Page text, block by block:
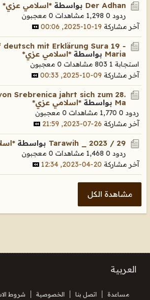
Der Adhan بواسطة *اسلامي عزي*
ردود 0 1,298 مشاهدات
0 معجبون
آخر مشاركة 19-10-2025, 00:06
deutsch mit Erklärung Sura 19 -
Maria بواسطة *اسلامي عزي*
استجابة 1 803 مشاهدات
0 معجبون
آخر مشاركة 09-10-2025, 00:33
Srebrenica jahrt sich zum 28.
Ma بواسطة *اسلامي عزي*
ردود 0 1,770 مشاهدات
0 معجبون
آخر مشاركة 26-07-2023, 21:59
Tarawih _ 2023 / 29 بواسطة
ردود 0 1,468 مشاهدات
0 معجبون
آخر مشاركة 20-04-2023, 12:34
مشاهدة الكل
العربية
مساعدة اتصل بنا الخصوصية شروط